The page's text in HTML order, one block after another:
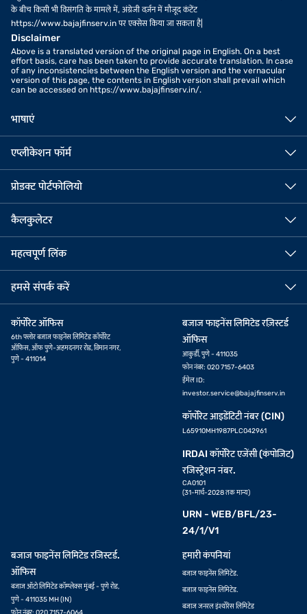
के बीच किसी भी विसंगति के मामले में, अंग्रेजी वर्ज़न में मौजूद कंटेंट
https://www.bajajfinserv.in पर एक्सेस किया जा सकता है|
Disclaimer
Above is a translated version of the original page in English. On a best
effort basis, care has been taken to provide accurate translation. In case
of any inconsistencies between the English version and the vernacular
version of this page, the contents in English version shall prevail which
can be accessed on https://www.bajajfinserv.in/.
भाषाएं
एप्लीकेशन फॉर्म
प्रोडक्ट पोर्टफोलियो
कैलकुलेटर
महत्वपूर्ण लिंक
हमसे संपर्क करें
कॉर्पोरेट ऑफिस
6th फ्लोर बजाज फाइनेंस लिमिटेड कॉर्पोरेट
ऑफिस, ऑफ पुणे-अहमदनगर रोड, विमान नगर,
पुणे - 411014
बजाज फाइनेंस लिमिटेड रज़िस्टर्ड
ऑफिस
आकुर्डी, पुणे - 411035
फोन नंबर: 020 7157-6403
ईमेल ID:
investor.service@bajajfinserv.in
कॉर्पोरेट आइडेंटिटी नंबर (CIN)
L65910MH1987PLC042961
IRDAI कॉर्पोरेट एजेंसी (कंपोजिट)
रजिस्ट्रेशन नंबर.
CA0101
(31-मार्च-2028 तक मान्य)
URN - WEB/BFL/23-
24/1/V1
बजाज फाइनेंस लिमिटेड रजिस्टर्ड.
ऑफिस
बजाज ऑटो लिमिटेड कॉम्प्लेक्स मुंबई - पुणे रोड,
पुणे - 411035 MH (IN)
हमारी कंपनियां
बजाज फाइनेंस लिमिटेड.
बजाज फाइनेंस लिमिटेड.
बजाज जनरल इंश्योरेंस लिमिटेड